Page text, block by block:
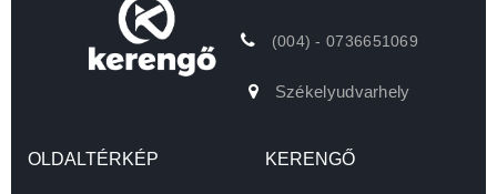
(004) - 0736651069
Székelyudvarhely
OLDALTÉRKÉP KERENGŐ